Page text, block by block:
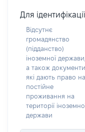
Для
Відсутнє
громадянство
(підданство)
іноземної держави,
а також документи,
які дають право на
постійне
проживання на
території
держави